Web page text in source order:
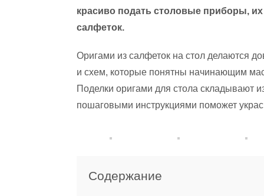
красиво подать столовые приборы,
салфеток.
Оригами из салфеток на стол делаются
и схем, которые понятны начинающим
Поделки оригами для стола складывают
пошаговыми инструкциями поможет
Содержание